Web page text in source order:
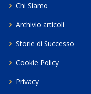
Chi Siamo
Archivio articoli
Storie di Successo
Cookie Policy
Privacy